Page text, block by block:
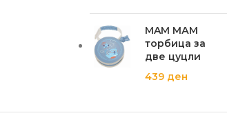
MAM МАМ
торбица за
две цуцли
439 ден